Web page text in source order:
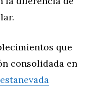
que
consolidada en